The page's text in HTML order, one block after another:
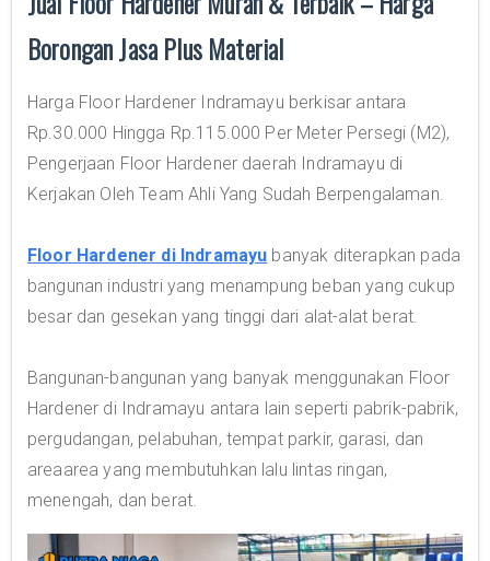
Borongan Jasa Plus Material
Harga Floor Hardener Indramayu berkisar antara
Rp.30.000 Hingga Rp.115.000 Per Meter Persegi (M2),
Pengerjaan Floor Hardener daerah Indramayu di
Kerjakan Oleh Team Ahli Yang Sudah Berpengalaman.
Floor Hardener di Indramayu banyak diterapkan pada
bangunan industri yang menampung beban yang cukup
besar dan gesekan yang tinggi dari alat-alat berat.
Bangunan-bangunan yang banyak menggunakan Floor
Hardener di Indramayu antara lain seperti pabrik-pabrik,
pergudangan, pelabuhan, tempat parkir, garasi, dan
areaarea yang membutuhkan lalu lintas ringan,
menengah, dan berat.